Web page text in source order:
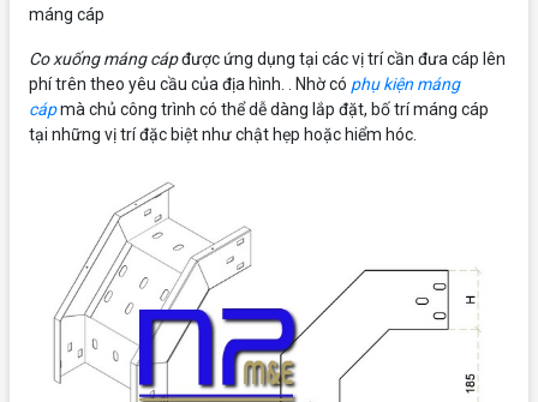
máng cáp
Co xuống máng cápđược ứng dụng tại các vị trí cần đưa cáp lên
phí trên theo yêu cầu của địa hình. . Nhờ có phụ kiện máng
cápmà chủ công trình có thể dễ dàng lắp đặt, bố trí máng cáp
tại những vị trí đặc biệt như chật hẹp hoặc hiểm hóc.